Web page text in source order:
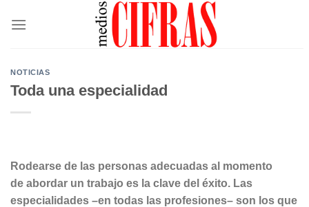
NOTICIAS
Toda una especialidad
Rodearse de las personas adecuadas al momento
de abordar un trabajo es la clave del éxito. Las
especialidades –en todas las profesiones– son los que